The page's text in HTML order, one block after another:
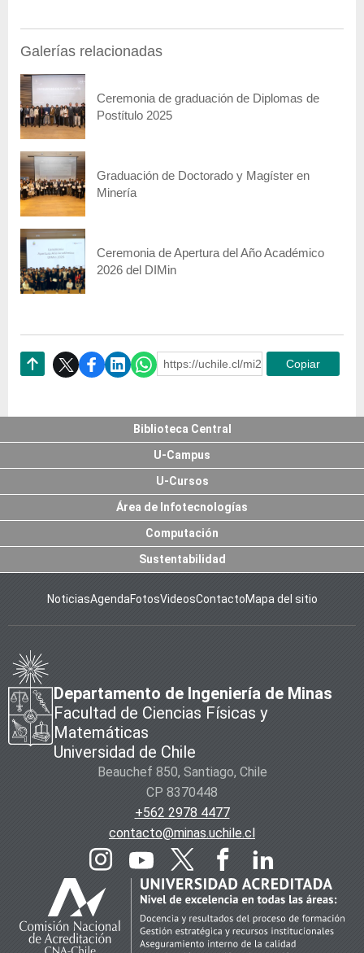
Galerías relacionadas
Ceremonia de graduación de Diplomas de
Postítulo 2025
Graduación de Doctorado y Magíster en
Minería
Ceremonia de Apertura del Año Académico
2026 del DIMin
https://uchile.cl/mi218361Copiar
Biblioteca Central
U-Campus
U-Cursos
Área de Infotecnologías
Computación
Sustentabilidad
NoticiasAgendaFotosVideosContactoMapa del sitio
Departamento de Ingeniería de Minas
Facultad de Ciencias Físicas y
Matemáticas
Universidad de Chile
Beauchef 850, Santiago, Chile
CP 8370448
+562 2978 4477
contacto@minas.uchile.cl